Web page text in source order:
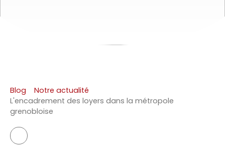
Blog
Notre actualité
L'encadrement des loyers dans la métropole
grenobloise